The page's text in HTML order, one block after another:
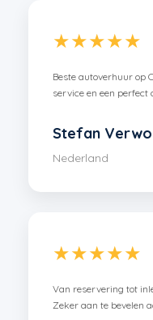
★★★★★
Beste autoverhuur op
service en een perfect
Stefan
Nederland
★★★★★
Van reservering tot
Zeker aan te bevelen